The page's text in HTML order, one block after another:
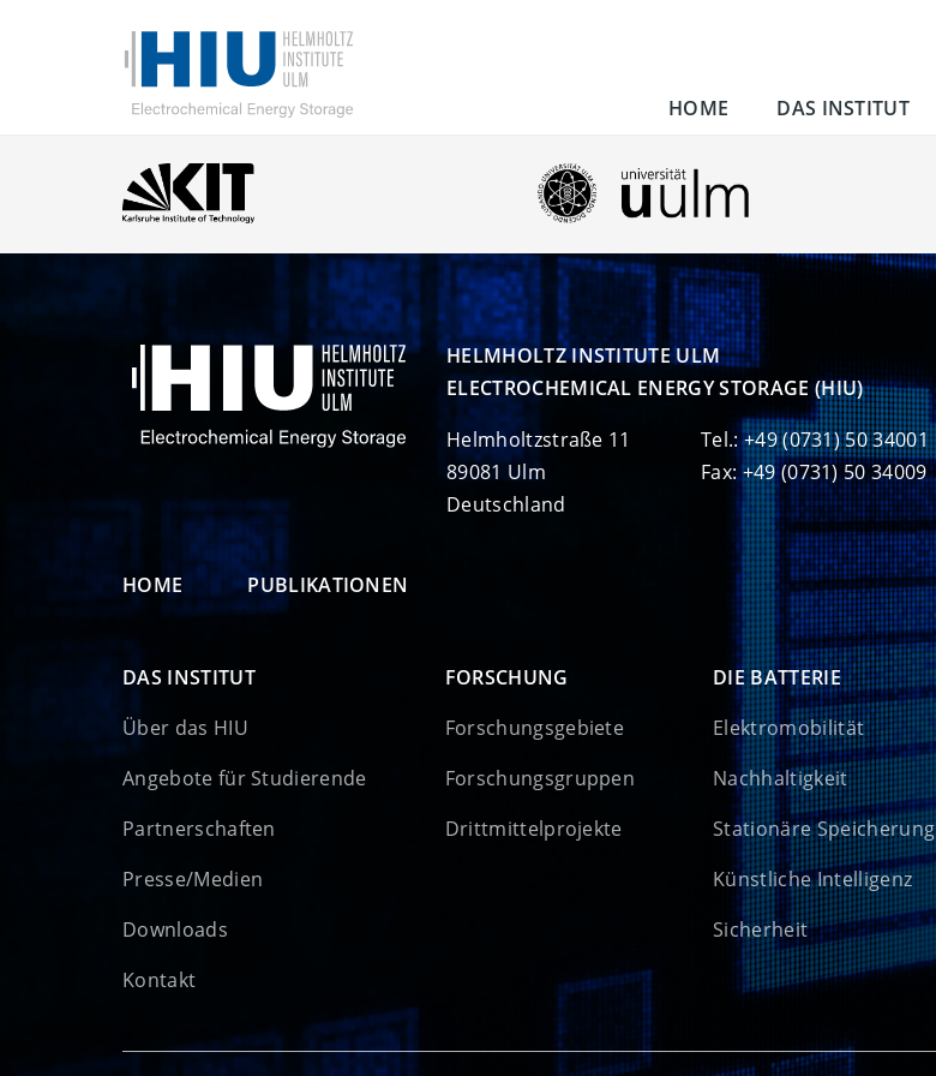
HOME DAS INSTITUT
HELMHOLTZ INSTITUTE ULM
ELECTROCHEMICAL ENERGY STORAGE (HIU)
Helmholtzstraße 11
89081 Ulm
Deutschland
Tel.: +49 (0731) 50 34001
Fax: +49 (0731) 50 34009
HOME PUBLIKATIONEN
DAS INSTITUT
Über das HIU
Angebote für Studierende
Partnerschaften
Presse/Medien
Downloads
Kontakt
FORSCHUNG
Forschungsgebiete
Forschungsgruppen
Drittmittelprojekte
DIE BATTERIE
Elektromobilität
Nachhaltigkeit
Stationäre Speicherung
Künstliche Intelligenz
Sicherheit